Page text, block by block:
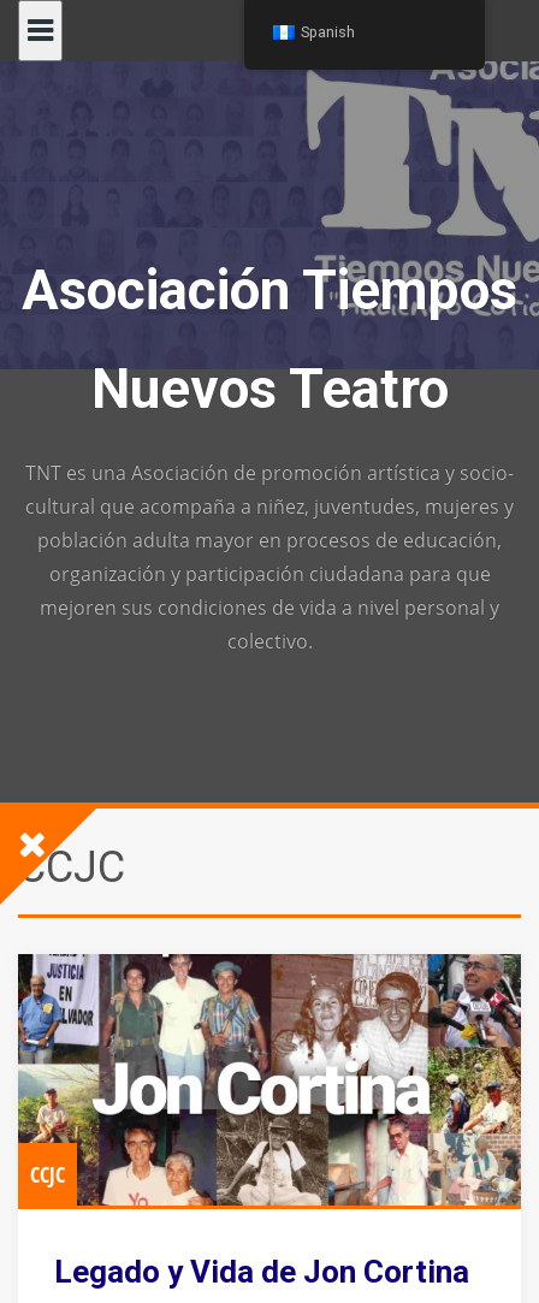
Asociación Tiempos
Nuevos Teatro
TNT es una Asociación de promoción artística y socio-
cultural que acompaña a niñez, juventudes, mujeres y
población adulta mayor en procesos de educación,
organización y participación ciudadana para que
mejoren sus condiciones de vida a nivel personal y
colectivo.
CCJC
CCJC
Legado y Vida de Jon Cortina
Spanish